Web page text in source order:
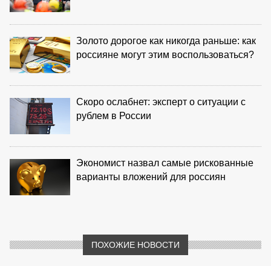
Золото дорогое как никогда раньше: как
россияне могут этим воспользоваться?
Скоро ослабнет: эксперт о ситуации с
рублем в России
Экономист назвал самые рискованные
варианты вложений для россиян
ПОХОЖИЕ НОВОСТИ